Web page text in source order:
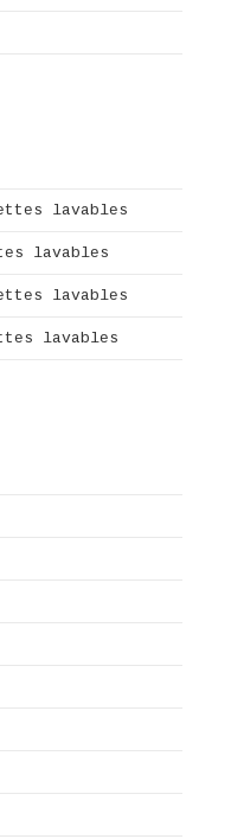
lavables
lavables
lavables
lavables